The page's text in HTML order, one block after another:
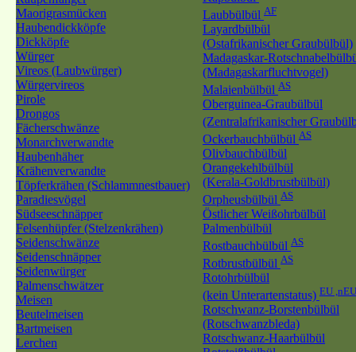
Maorigrasmücken
Haubendickköpfe
Dickköpfe
Würger
Vireos (Laubwürger)
Würgervireos
Pirole
Drongos
Fächerschwänze
Monarchverwandte
Haubenhäher
Krähenverwandte
Töpferkrähen (Schlammnestbauer)
Paradiesvögel
Südseeschnäpper
Felsenhüpfer (Stelzenkrähen)
Seidenschwänze
Seidenschnäpper
Seidenwürger
Palmenschwätzer
Meisen
Beutelmeisen
Bartmeisen
Lerchen
Laubbülbül AF
Layardbülbül
(Ostafrikanischer Graubülbül)
Madagaskar-
(Madagaskarfluchtvogel)
Malaienbülbül AS
Oberguinea-Graubülbül
(Zentralafrikanischer
Ockerbauchbülbül AS
Olivbauchbülbül
Orangekehlbülbül
(Kerala-Goldbrustbülbül)
Orpheusbülbül AS
Östlicher Weißohrbülbül
Palmenbülbül
Rostbauchbülbül AS
Rotbrustbülbül AS
Rotohrbülbül
(kein Unterartenstatus) EU
Rotschwanz-Borstenbülbül
(Rotschwanzbleda)
Rotschwanz-Haarbülbül